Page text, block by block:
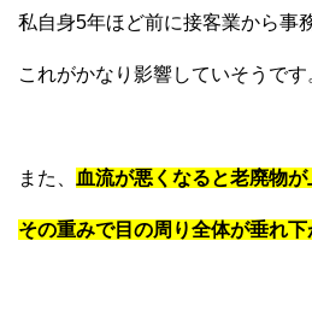
私自身5年ほど前に接客業から事
これがかなり影響していそうです
また、 血流が悪くなると老廃物
その重みで目の周り全体が垂れ下